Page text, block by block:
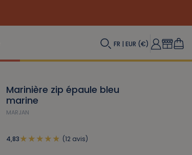
FR | EUR (€)
Marinière zip épaule bleu
marine
MARJAN
4,83 (12 avis)